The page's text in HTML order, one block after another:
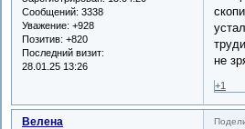
Сообщений: 3338
Уважение: +928
Позитив: +820
Последний визит:
28.01.25 13:26
не
+1
Велена